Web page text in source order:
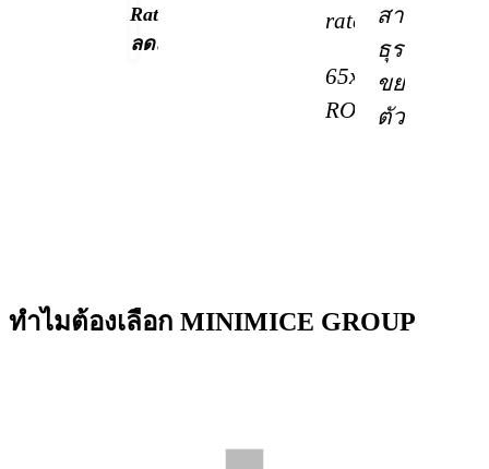
Rate
ลดลง
rate
65x
ROAs
สาขา
ธุรกิจ
ขยาย
ตัว
ทำไมต้องเลือก MINIMICE GROUP